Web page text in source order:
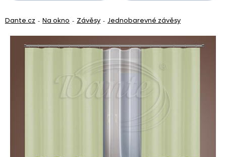
Dante.cz - Na okno - Závěsy - Jednobarevné závěsy